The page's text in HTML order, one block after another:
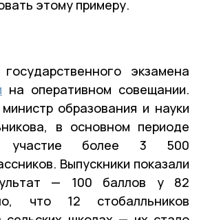
этому примеру.
экзамена
на оперативном совещании.
образования и науки
в основном периоде
участие более 3 500
Выпускники показали
— 100 баллов у 82
что 12 стобалльников